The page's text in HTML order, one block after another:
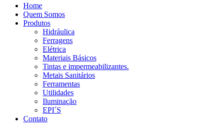
Home
Quem Somos
Produtos
Hidráulica
Ferragens
Elétrica
Materiais Básicos
Tintas e impermeabilizantes.
Metais Sanitários
Ferramentas
Utilidades
Iluminação
EPI´S
Contato